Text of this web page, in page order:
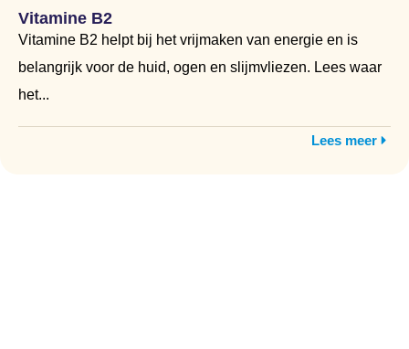
Vitamine B2
Vitamine B2 helpt bij het vrijmaken van energie en is
belangrijk voor de huid, ogen en slijmvliezen. Lees waar
het...
Lees meer